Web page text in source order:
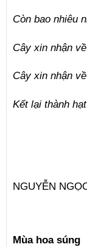
Còn bao nhiêu
Cây xin nhận
Cây xin nhận
Kết lại thành
NGUYỄN
Mùa hoa súng